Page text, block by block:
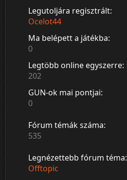
Legutoljára regisztrált:
Ocelot44
Ma belépett a játékba:
0
Legtöbb online egyszerre:
202
GUN-ok mai pontjai:
0
Fórum témák száma:
535
Legnézettebb fórum téma:
Offtopic